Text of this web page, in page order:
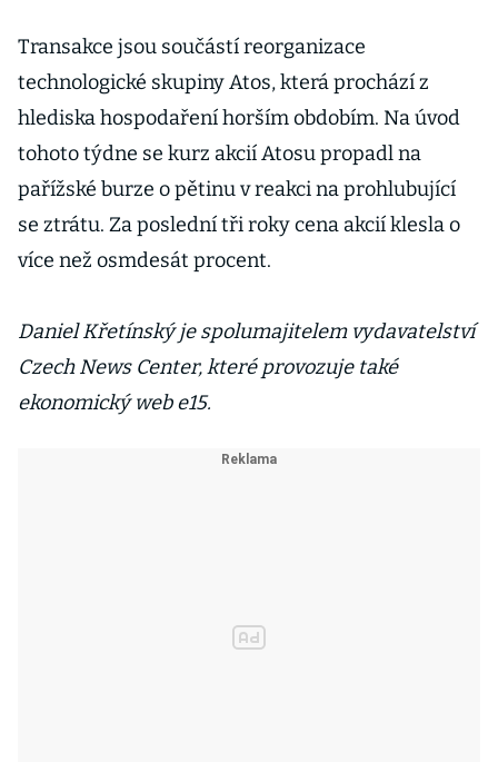
Transakce jsou součástí reorganizace
technologické skupiny Atos, která prochází z
hlediska hospodaření horším obdobím. Na úvod
tohoto týdne se kurz akcií Atosu propadl na
pařížské burze o pětinu v reakci na prohlubující
se ztrátu. Za poslední tři roky cena akcií klesla o
více než osmdesát procent.
Daniel Křetínský je spolumajitelem vydavatelství
Czech News Center, které provozuje také
ekonomický web e15.